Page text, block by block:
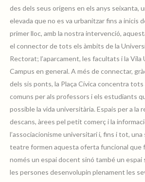
des dels seus orígens en els anys seixanta,
elevada que no es va urbanitzar fins a inicis
primer lloc, amb la nostra intervenció,
el connector de tots els àmbits de la
Rectorat; l’aparcament, les facultats i la Vila
Campus en general. A més de connectar,
dels sis ponts, la Plaça Cívica concentra
comuns per als professors i els estudiants
possible la vida universitària. Espais per a la
descans, àrees pel petit comerç i la
l’associacionisme universitari i, fins i tot, una
teatre formen aquesta oferta funcional que
només un espai docent sinó també un espai
les persones desenvolupin plenament les